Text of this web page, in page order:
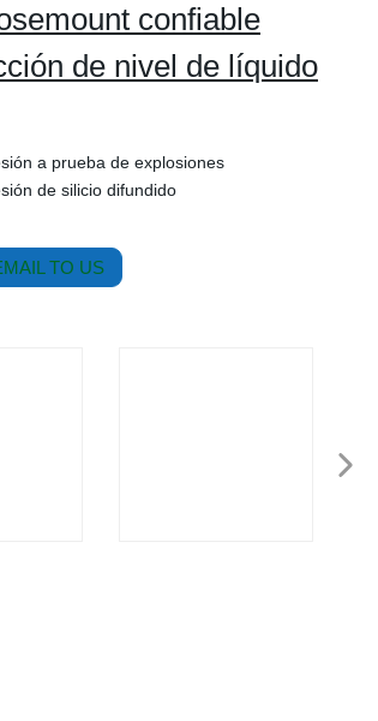
confiable
de nivel de líquido
a prueba de explosiones
de silicio difundido
TO US